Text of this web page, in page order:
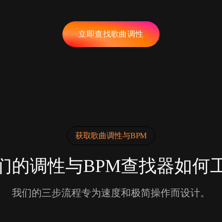
立即查找歌曲调性
获取歌曲调性与BPM
的调性与BPM查找器如何
我们的三步流程专为速度和极简操作而设计。